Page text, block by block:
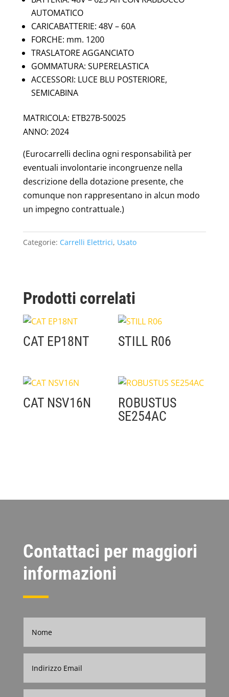
AUTOMATICO
CARICABATTERIE: 48V – 60A
FORCHE: mm. 1200
TRASLATORE AGGANCIATO
GOMMATURA: SUPERELASTICA
ACCESSORI: LUCE BLU POSTERIORE,
SEMICABINA
MATRICOLA: ETB27B-50025
ANNO: 2024
(Eurocarrelli declina ogni responsabilità per
eventuali involontarie incongruenze nella
descrizione della dotazione presente, che
comunque non rappresentano in alcun modo
un impegno contrattuale.)
Categorie: Carrelli Elettrici, Usato
Prodotti correlati
CAT EP18NT STILL R06
CAT NSV16N
ROBUSTUS
SE254AC
Contattaci per maggiori
informazioni